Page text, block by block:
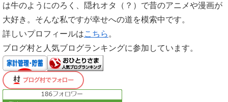
は牛のようにのろく、隠れオタ（？）で昔のアニメや漫画が
大好き。そんな私ですが幸せへの道を模索中です。
詳しいプロフィールはこちら 。
ブログ村と人気ブログランキングに参加しています。